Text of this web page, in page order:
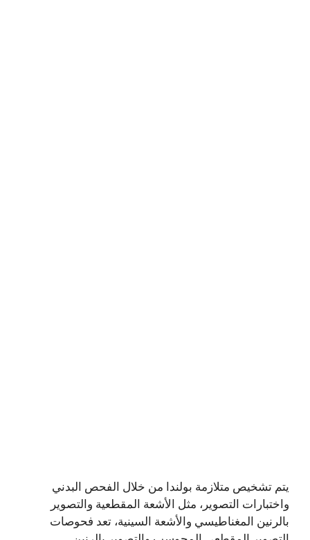
يتم تشخيص متلازمة بولندا من خلال الفحص البدني
واختبارات التصوير، مثل الأشعة المقطعية والتصوير
بالرنين المغناطيسي والأشعة السينية، تعد فحوصات